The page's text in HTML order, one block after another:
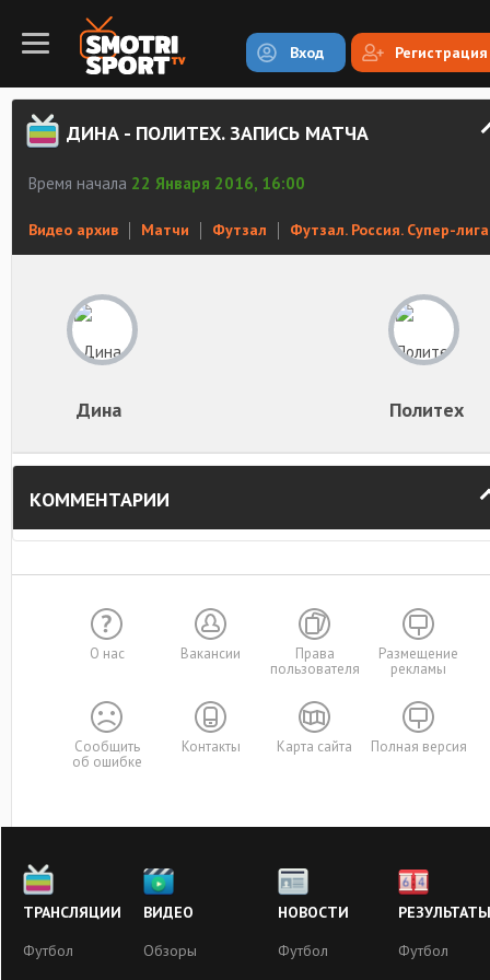
Вход Регистрация
ДИНА - ПОЛИТЕХ. ЗАПИСЬ МАТЧА
Время начала 22 Января 2016, 16:00
Видео архив Матчи Футзал Футзал. Россия. Супер-лига
Дина Политех
КОММЕНТАРИИ
О нас Вакансии
Права
пользователя
Размещение
рекламы
Сообщить
об ошибке
Контакты Карта сайта Полная версия
ТРАНСЛЯЦИИ
Футбол
ВИДЕО
Обзоры
НОВОСТИ
Футбол
РЕЗУЛЬТАТЫ
Футбол